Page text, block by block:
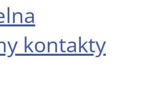
kontakty